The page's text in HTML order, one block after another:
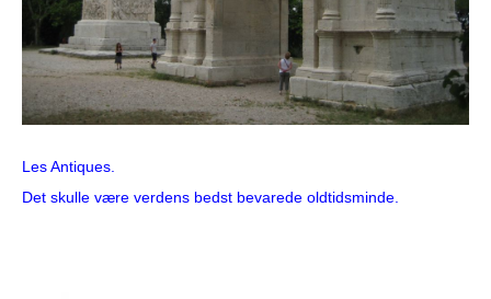
Les Antiques.
Det skulle være verdens bedst bevarede oldtidsminde.